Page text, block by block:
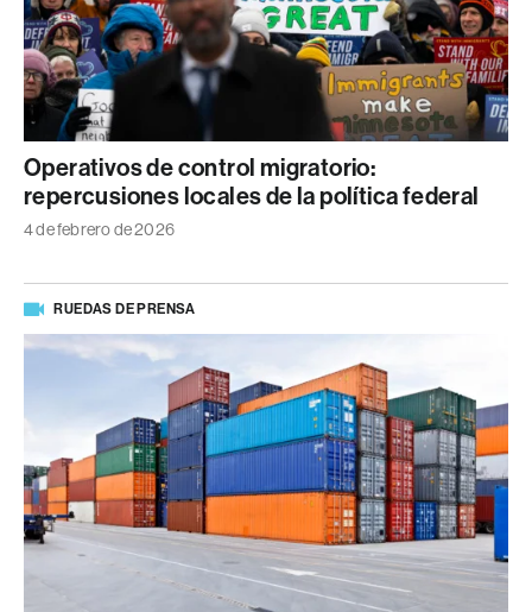
Operativos de control migratorio:
repercusiones locales de la política federal
4 de febrero de 2026
RUEDAS DE PRENSA